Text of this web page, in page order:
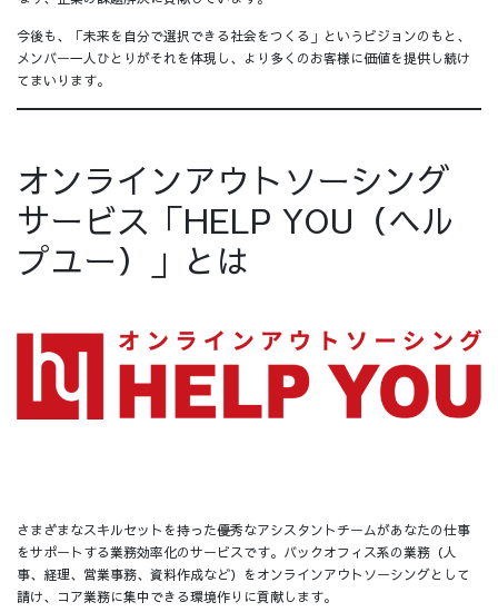
今後も、「未来を自分で選択できる社会をつくる」というビジョンのもと、
メンバー一人ひとりがそれを体現し、より多くのお客様に価値を提供し続け
てまいります。
オンラインアウトソーシング
サービス「HELP YOU（ヘル
プユー）」とは
さまざまなスキルセットを持った優秀なアシスタントチームがあなたの仕事
をサポートする業務効率化のサービスです。バックオフィス系の業務（人
事、経理、営業事務、資料作成など）をオンラインアウトソーシングとして
請け、コア業務に集中できる環境作りに貢献します。